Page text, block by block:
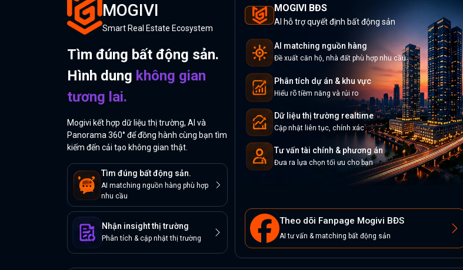
MOGIVI
Smart Real Estate Ecosystem
Tìm đúng bất động sản.
Hình dung không gian
tương lai.
Mogivi kết hợp dữ liệu thị trường, AI và
Panorama 360° để đồng hành cùng bạn tìm
kiếm đến cải tạo không gian thật.
Tìm đúng bất động sản.
AI matching nguồn hàng phù hợp
nhu cầu
Nhận insight thị trường
Phân tích & cập nhật thị trường
MOGIVI BĐS
AI hỗ trợ quyết định bất động sản
AI matching nguồn hàng
Đề xuất căn hộ, nhà đất phù hợp nhu cầu
Phân tích dự án & khu vực
Hiểu rõ tiềm năng và rủi ro
Dữ liệu thị trường realtime
Cập nhật liên tục, chính xác
Tư vấn tài chính & phương án
Đưa ra lựa chọn tối ưu cho bạn
Theo dõi Fanpage Mogivi BĐS
AI tư vấn & matching bất động sản